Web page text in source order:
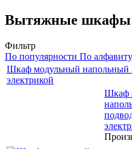
Вытяжные шкафы
Фильтр
По популярности По алфавиту
Шкаф модульный напольный
электрикой
Шкаф